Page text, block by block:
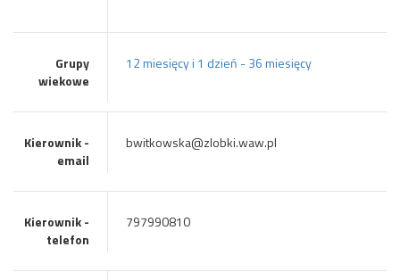
Grupy
wiekowe
12 miesięcy i 1 dzień - 36 miesięcy
Kierownik -
email
bwitkowska@zlobki.waw.pl
Kierownik -
telefon
797990810